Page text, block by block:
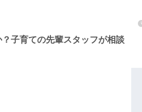
子育ての先輩スタッフが相談